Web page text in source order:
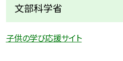
文部科学省
子供の学び応援サイト